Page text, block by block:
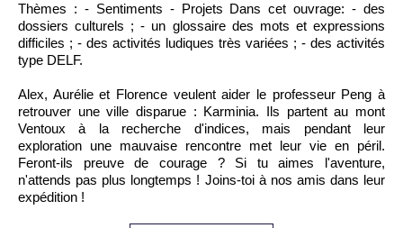
Thèmes : - Sentiments - Projets Dans cet ouvrage: - des
dossiers culturels ; - un glossaire des mots et expressions
difficiles ; - des activités ludiques très variées ; - des activités
type DELF.
Alex, Aurélie et Florence veulent aider le professeur Peng à
retrouver une ville disparue : Karminia. Ils partent au mont
Ventoux à la recherche d'indices, mais pendant leur
exploration une mauvaise rencontre met leur vie en péril.
Feront-ils preuve de courage ? Si tu aimes l'aventure,
n'attends pas plus longtemps ! Joins-toi à nos amis dans leur
expédition !